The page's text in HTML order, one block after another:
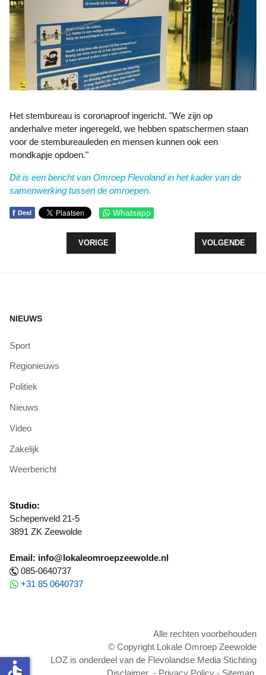
Het stembureau is coronaproof ingericht. "We zijn op
anderhalve meter ingeregeld, we hebben spatschermen staan
voor de stembureauleden en mensen kunnen ook een
mondkapje opdoen."
Dit is een bericht van Omroep Flevoland in het kader van de
samenwerking tussen de omroepen.
f Deel Whatsapp
VORIG ARTIKEL: LEEFBAAR ZEEWOLDE EIST
VORIGE VOLGENDE
VOLGENDE
NIEUWS
Sport
Regionieuws
Politiek
Nieuws
Video
Zakelijk
Weerbericht
Studio:
Schepenveld 21-5
3891 ZK Zeewolde
Email: info@lokaleomroepzeewolde.nl
085-0640737
+31 85 0640737
Alle rechten voorbehouden
© Copyright Lokale Omroep Zeewolde
LOZ is onderdeel van de Flevolandse Media Stichting
Disclaimer - Privacy Policy - Sitemap
accessible